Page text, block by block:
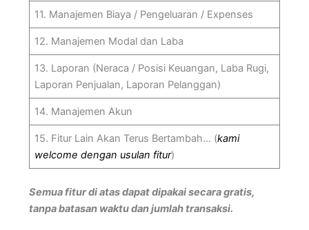
11. Manajemen Biaya / Pengeluaran / Expenses
12. Manajemen Modal dan Laba
13. Laporan (Neraca / Posisi Keuangan, Laba Rugi,
Laporan Penjualan, Laporan Pelanggan)
14. Manajemen Akun
15. Fitur Lain Akan Terus Bertambah… (kami
welcome dengan usulan fitur)
Semua fitur di atas dapat dipakai secara gratis,
tanpa batasan waktu dan jumlah transaksi.